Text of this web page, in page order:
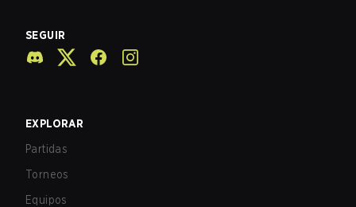
SEGUIR
EXPLORAR
Partidas
Torneos
Equipos